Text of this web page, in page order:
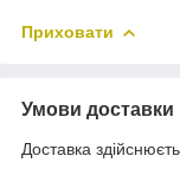
Приховати
Умови доставки
Доставка